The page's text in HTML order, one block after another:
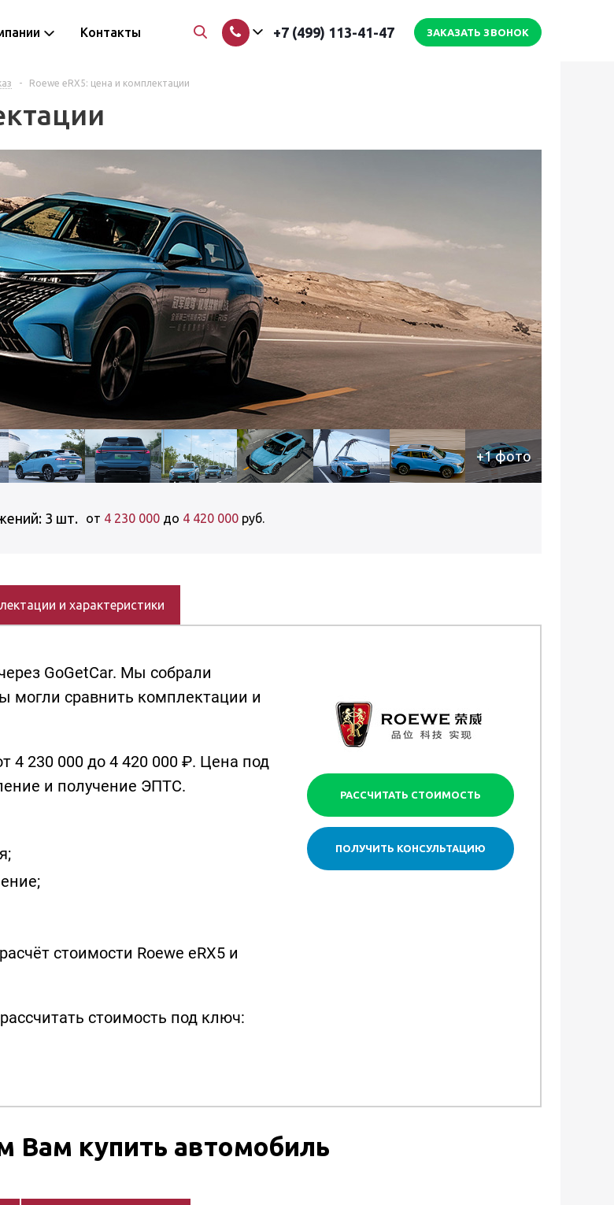
Контакты +7 (499) 113-41-47 ЗАКАЗАТЬ ЗВОНОК
- Roewe eRX5: цена и комплектации
+1 фото
3 шт. от 4 230 000 до 4 420 000 руб.
и характеристики
GoGetCar. Мы собрали
могли сравнить комплектации и
4 230 000 до 4 420 000 ₽. Цена под
и получение ЭПТС.
стоимости Roewe eRX5 и
стоимость под ключ:
РАССЧИТАТЬ СТОИМОСТЬ
ПОЛУЧИТЬ КОНСУЛЬТАЦИЮ
купить автомобиль